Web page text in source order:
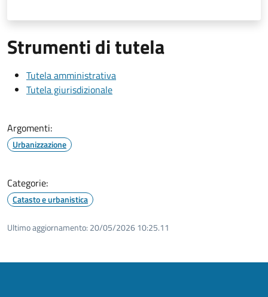
Strumenti di tutela
Tutela amministrativa
Tutela giurisdizionale
Argomenti:
Urbanizzazione
Categorie:
Catasto e urbanistica
Ultimo aggiornamento: 20/05/2026 10:25.11